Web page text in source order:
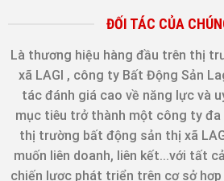
ĐỐI TÁC CỦA
Là thương hiệu hàng đầu trên thị
xã LAGI , công ty Bất Động Sản
tác đánh giá cao về năng lực và
mục tiêu trở thành một công ty đa
thị trường bất động sản thị xã
muốn liên doanh, liên kết...với tất
chiến lược phát triển trên cơ sở